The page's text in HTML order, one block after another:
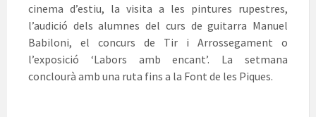
cinema d’estiu, la visita a les pintures rupestres,
l’audició dels alumnes del curs de guitarra Manuel
Babiloni, el concurs de Tir i Arrossegament o
l’exposició ‘Labors amb encant’. La setmana
conclourà amb una ruta fins a la Font de les Piques.